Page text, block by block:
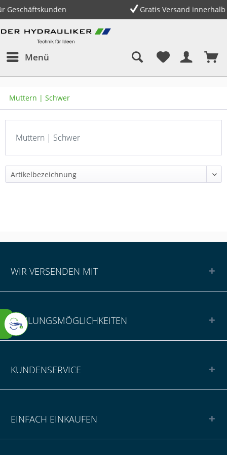
Gratis Versand innerhalb
Menü
Muttern | Schwer
Muttern | Schwer
WIR VERSENDEN MIT
ZAHLUNGSMÖGLICHKEITEN
KUNDENSERVICE
EINFACH EINKAUFEN